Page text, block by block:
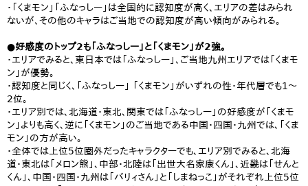
・「くまモン」「ふなっしー」は全国的に認知度が高く、エリアの差はみられ
ないが、その他のキャラはご当地での認知度が高い傾向がみられる。
●好感度のトップ2も「ふなっしー」と「くまモン」が2強。
・エリアでみると、東日本では「ふなっしー」、ご当地九州エリアでは「くまモ
ン」が優勢。
・認知度と同じく、「ふなっしー」 「くまモン」がいずれの性・年代層でも1〜
2位。
・エリア別では、北海道・東北、関東では「ふなっしー」の好感度が「くまモ
ン」よりも高く、逆に「くまモン」のご当地である中国・四国・九州では、「くま
モン」の方が高い。
・全体では上位5位圏外だったキャラクターでも、エリア別でみると、北海
道・東北は「メロン熊」、中部・北陸は「出世大名家康くん」、近畿は「せんと
くん」、中国・四国・九州は「バリィさん」と「しまねっこ」がそれぞれ上位5位